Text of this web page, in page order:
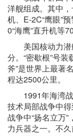
洋舰组成。其中
机、E-2C“鹰眼”
0“海鹰”直升机等
美国核动力潜
分。“密歇根”号装
斧”是世界上最著
程达2500公里。
1991年海湾战
技术局部战争中
战争中“扬名立万
力兵器之一。不